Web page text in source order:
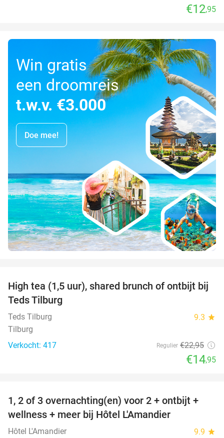
€12,95
Win gratis
een droomreis
t.w.v. €3.000
Doe mee!
35%
High tea (1,5 uur), shared brunch of ontbijt bij
Teds Tilburg
Teds Tilburg 9.3 star
Tilburg
Verkocht: 417
Regulier €22,95
€14,95
32%
TODAY
1, 2 of 3 overnachting(en) voor 2 + ontbijt +
wellness + meer bij Hôtel L'Amandier
Hôtel L'Amandier 9.9 star